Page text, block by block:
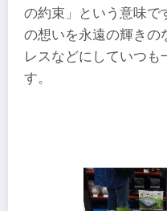
の約束」という意味で
の想いを永遠の輝きの
レスなどにしていつも
す。